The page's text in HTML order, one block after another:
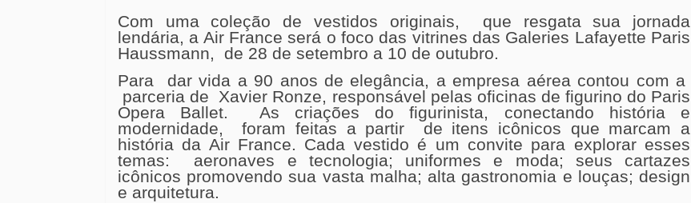
Com uma coleção de vestidos originais, que resgata sua jornada
lendária, a Air France será o foco das vitrines das Galeries Lafayette Paris
Haussmann, de 28 de setembro a 10 de outubro.
Para dar vida a 90 anos de elegância, a empresa aérea contou com a
parceria de Xavier Ronze, responsável pelas oficinas de figurino do Paris
Opera Ballet. As criações do figurinista, conectando história e
modernidade, foram feitas a partir de itens icônicos que marcam a
história da Air France. Cada vestido é um convite para explorar esses
temas: aeronaves e tecnologia; uniformes e moda; seus cartazes
icônicos promovendo sua vasta malha; alta gastronomia e louças; design
e arquitetura.